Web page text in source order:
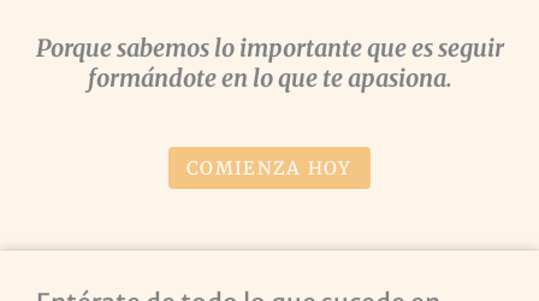
Porque sabemos lo importante que es seguir
formándote en lo que te apasiona.
COMIENZA HOY